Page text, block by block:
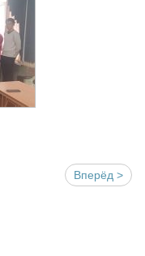
Вперёд >